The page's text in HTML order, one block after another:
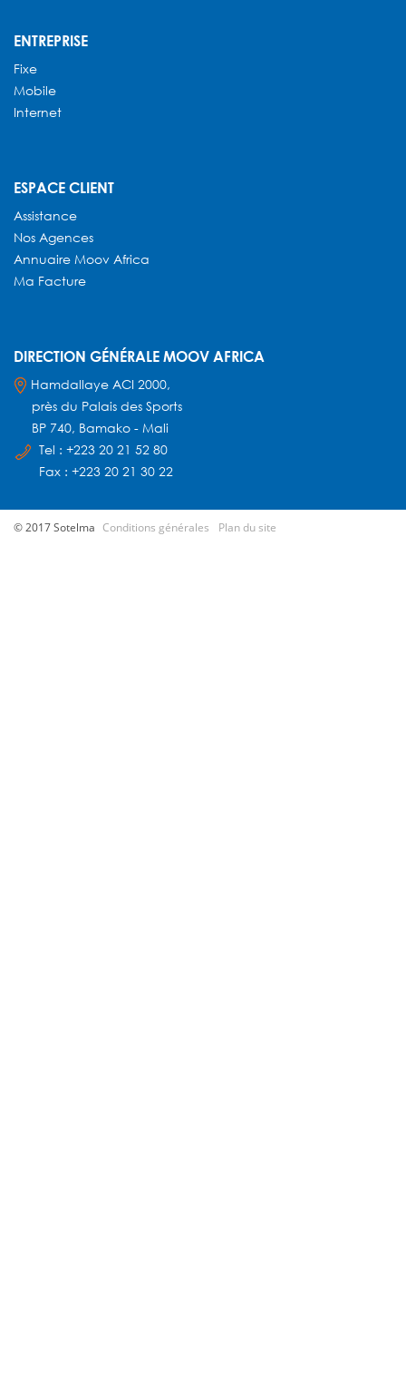
ENTREPRISE
Fixe
Mobile
Internet
ESPACE CLIENT
Assistance
Nos Agences
Annuaire Moov Africa
Ma Facture
DIRECTION GÉNÉRALE MOOV AFRICA
Hamdallaye ACI 2000,
près du Palais des Sports
BP 740, Bamako - Mali
Tel : +223 20 21 52 80
Fax : +223 20 21 30 22
© 2017 Sotelma Conditions générales Plan du site